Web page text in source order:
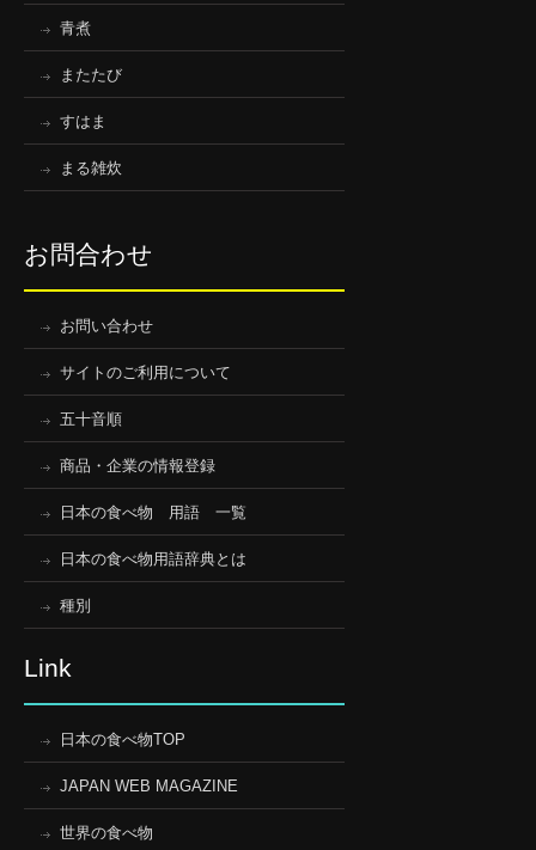
青煮
またたび
すはま
まる雑炊
お問合わせ
お問い合わせ
サイトのご利用について
五十音順
商品・企業の情報登録
日本の食べ物 用語 一覧
日本の食べ物用語辞典とは
種別
Link
日本の食べ物TOP
JAPAN WEB MAGAZINE
世界の食べ物